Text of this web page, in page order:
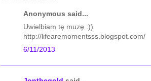
Anonymous said...
Uwielbiam tę muzę :))
http://lifearemomentsss.blogspot.com/
6/11/2013